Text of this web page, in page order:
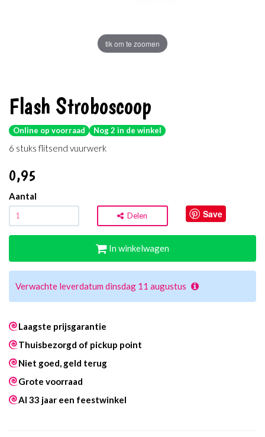
tik om te zoomen
Flash Stroboscoop
Online op voorraad Nog 2 in de winkel
6 stuks flitsend vuurwerk
0,95
Aantal
Delen Save
In winkelwagen
Verwachte leverdatum dinsdag 11 augustus
Laagste prijsgarantie
Thuisbezorgd of pickup point
Niet goed, geld terug
Grote voorraad
Al 33 jaar een feestwinkel